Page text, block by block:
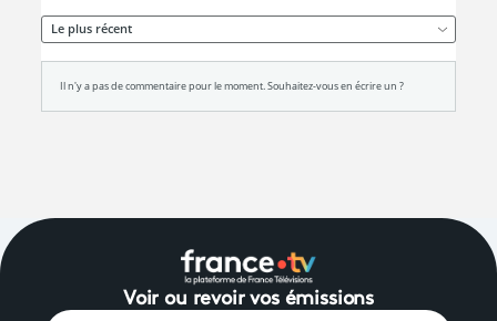
Voir ou revoir vos émissions